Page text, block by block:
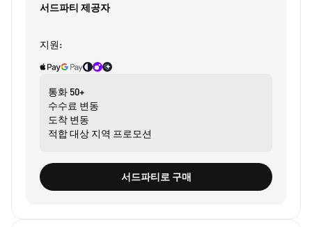
서드파티 제공자
지원:
통화 50+
수수료 변동
도착 변동
적합 대상 지역 프로모션
서드파티로 구매